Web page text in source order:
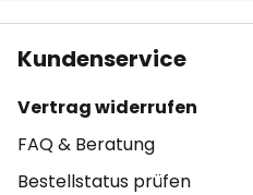
Kundenservice
Vertrag widerrufen
FAQ & Beratung
Bestellstatus prüfen